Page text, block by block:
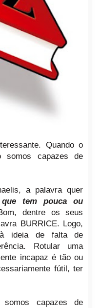
Quando o
somos capazes de
a palavra quer
tem pouca ou
dentre os seus
BURRICE. Logo,
à ideia de falta de
Rotular uma
incapaz é tão ou
fútil, ter
capazes de